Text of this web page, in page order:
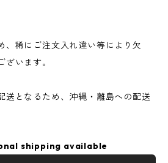
稀にご注文入れ違い等により欠
います。
となるため、沖縄・離島への配送
shipping available